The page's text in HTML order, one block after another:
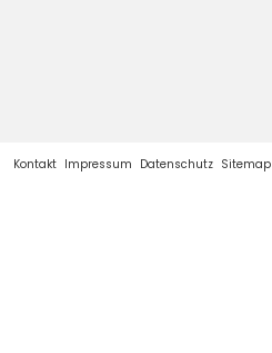
Kontakt Impressum Datenschutz Sitemap